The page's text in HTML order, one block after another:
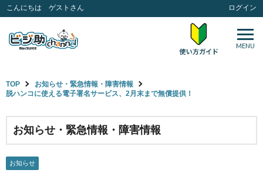
こんにちは ゲストさん ログイン
MENU
TOP
お知らせ・緊急情報・障害情報
脱ハンコに使える電子署名サービス、2月末まで無償提供！
お知らせ・緊急情報・障害情報
お知らせ